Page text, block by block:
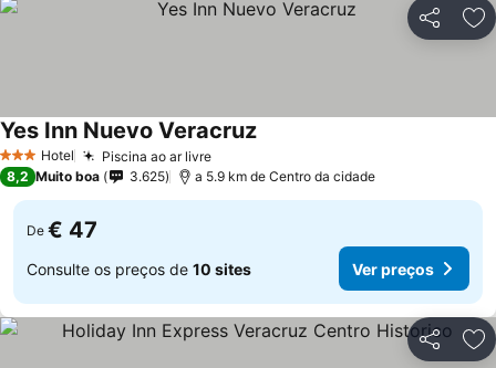
Partilhar
3 EstrelasHotel Piscina ao ar livreVer preços
Yes Inn Nuevo VeracruzVer preços
8,2 Muito boa 3.625 a 5.9 km de Centro da cidade
De € 47
Consulte os preços de 10 sites Ver preços
Partilhar